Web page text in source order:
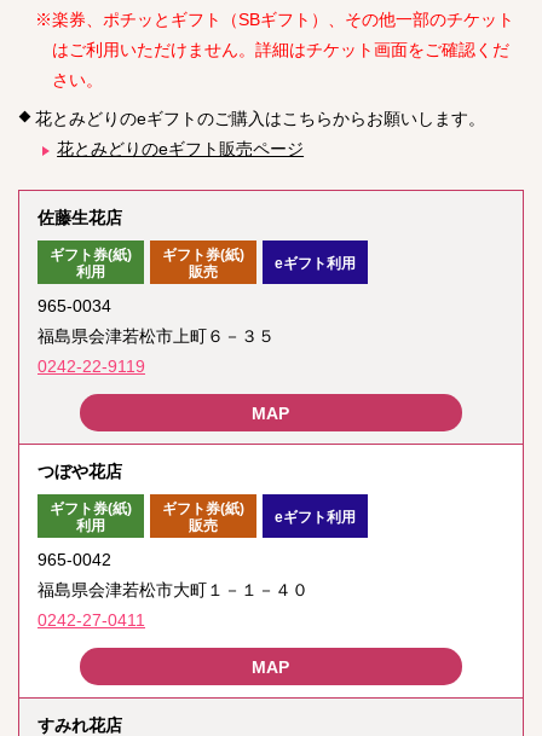
※楽券、ポチッとギフト（SBギフト）、その他一部のチケット
はご利用いただけません。詳細はチケット画面をご確認くだ
さい。
花とみどりのeギフトのご購入はこちらからお願いします。
花とみどりのeギフト販売ページ
佐藤生花店
ギフト券(紙)
利用
ギフト券(紙)
販売
eギフト利用
965-0034
福島県会津若松市上町６－３５
0242-22-9119
つぼや花店
ギフト券(紙)
利用
ギフト券(紙)
販売
eギフト利用
965-0042
福島県会津若松市大町１－１－４０
0242-27-0411
すみれ花店